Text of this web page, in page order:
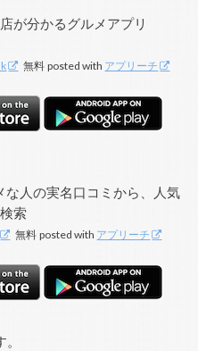
が分かるグルメアプリ
無料 posted with アプリーチ
な人の実名口コミから、人気
索
無料 posted with アプリーチ